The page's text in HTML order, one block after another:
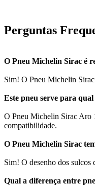
Perguntas
O Pneu Michelin Sirac é
Sim! O Pneu Michelin Sirac
Este pneu serve para
O Pneu Michelin Sirac Aro
compatibilidade.
O Pneu Michelin Sirac
Sim! O desenho dos sulcos
Qual a diferença entre